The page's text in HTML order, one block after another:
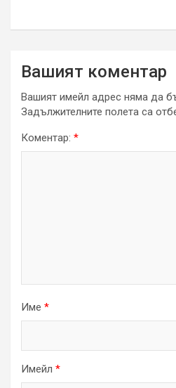
Вашият коментар
Вашият имейл адрес няма да
Задължителните полета са
Коментар: *
Име *
Имейл *